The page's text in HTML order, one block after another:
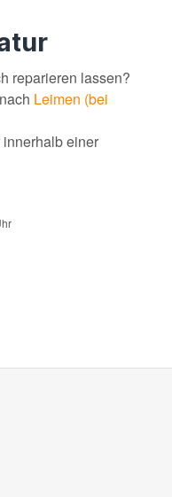
reparieren lassen?
Leimen (bei
einer